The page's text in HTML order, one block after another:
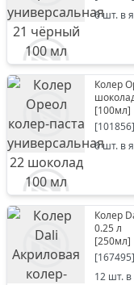
6шт. в
Колер
[100мл]
[101856]
6шт. в
Колер
0.25 л
[250мл]
[167495]
12 шт.